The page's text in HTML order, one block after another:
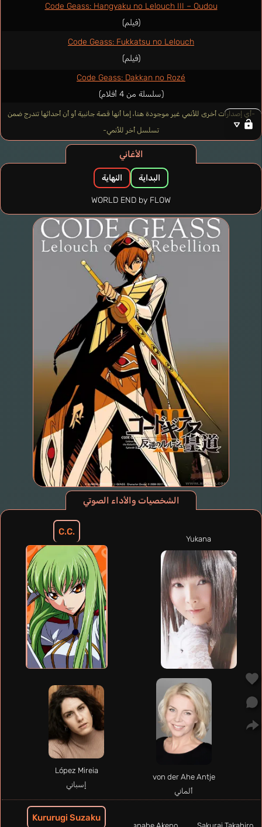
Code Geass: Hangyaku no Lelouch III – Oudou
(فيلم)
Code Geass: Fukkatsu no Lelouch
(فيلم)
Code Geass: Dakkan no Rozé
(سلسلة من 4 أفلام)
-أي إصدارات أخرى للأنمي غير موجودة هنا، إما أنها قصة جانبية أو أن أحداثها تندرج ضمن
تسلسل أخر للأنمي-
الأغاني
البداية النهاية
WORLD END by FLOW
الشخصيات والأداء الصوتي
C.C.
Yukana
von der Ahe Antje
ألماني
López Mireia
إسباني
Kururugi Suzaku